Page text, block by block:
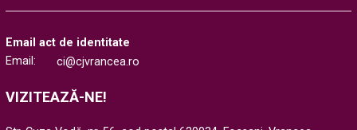
Email act de identitate
Email:
ci@cjvrancea.ro
VIZITEAZĂ-NE!